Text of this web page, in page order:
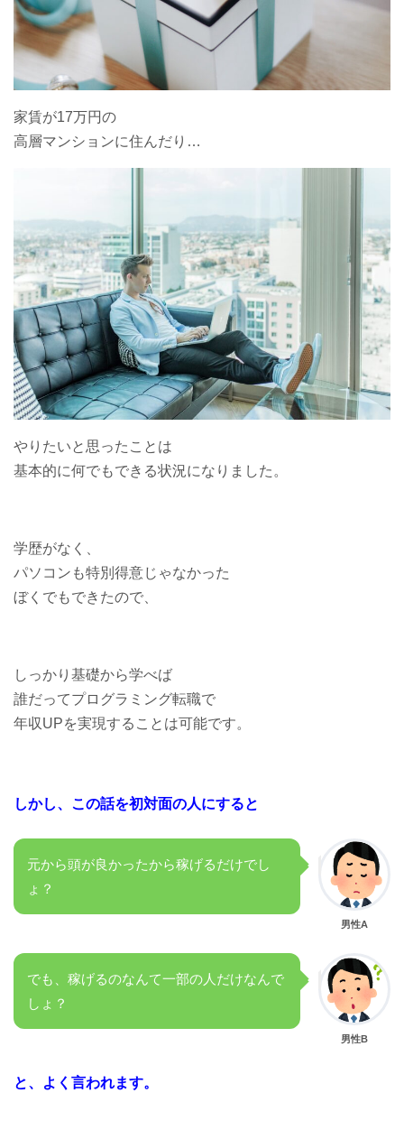
家賃が17万円の
高層マンションに住んだり…
やりたいと思ったことは
基本的に何でもできる状況になりました。
学歴がなく、
パソコンも特別得意じゃなかった
ぼくでもできたので、
しっかり基礎から学べば
誰だってプログラミング転職で
年収UPを実現することは可能です。
しかし、この話を初対面の人にすると
元から頭が良かったから稼げるだけでし
ょ？
男性A
でも、稼げるのなんて一部の人だけなんで
しょ？
男性B
と、 よく言われます。